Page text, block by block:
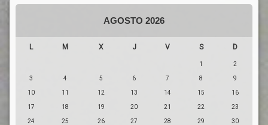
AGOSTO 2026
L M X J V S D
1 2
3 4 5 6 7 8 9
10 11 12 13 14 15 16
17 18 19 20 21 22 23
24 25 26 27 28 29 30